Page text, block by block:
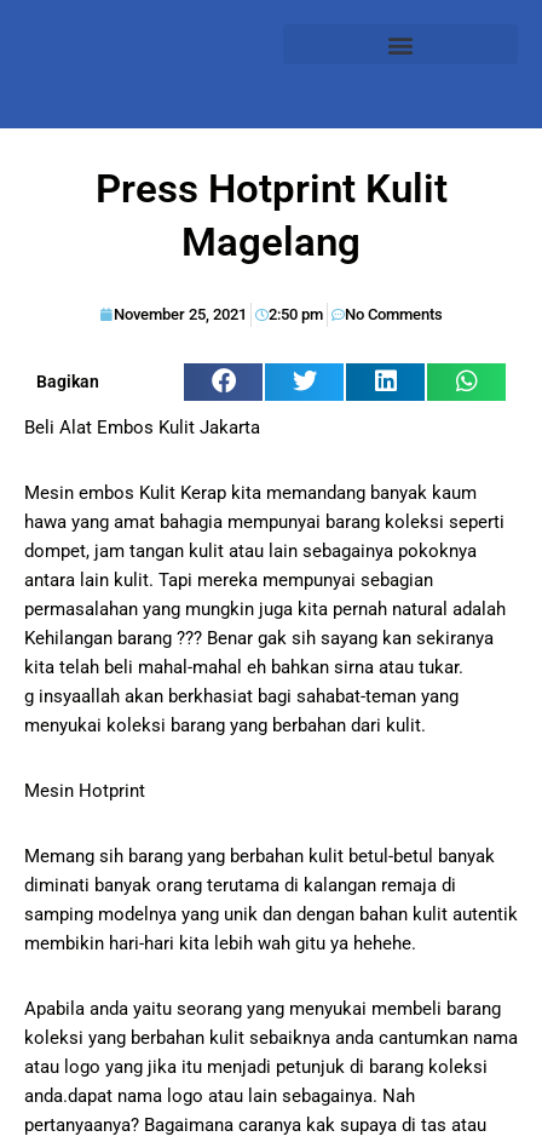
Press Hotprint Kulit
Magelang
November 25, 2021 2:50 pm No Comments
Bagikan
Beli Alat Embos Kulit Jakarta
Mesin embos Kulit Kerap kita memandang banyak kaum
hawa yang amat bahagia mempunyai barang koleksi seperti
dompet, jam tangan kulit atau lain sebagainya pokoknya
antara lain kulit. Tapi mereka mempunyai sebagian
permasalahan yang mungkin juga kita pernah natural adalah
Kehilangan barang ??? Benar gak sih sayang kan sekiranya
kita telah beli mahal-mahal eh bahkan sirna atau tukar.
g insyaallah akan berkhasiat bagi sahabat-teman yang
menyukai koleksi barang yang berbahan dari kulit.
Mesin Hotprint
Memang sih barang yang berbahan kulit betul-betul banyak
diminati banyak orang terutama di kalangan remaja di
samping modelnya yang unik dan dengan bahan kulit autentik
membikin hari-hari kita lebih wah gitu ya hehehe.
Apabila anda yaitu seorang yang menyukai membeli barang
koleksi yang berbahan kulit sebaiknya anda cantumkan nama
atau logo yang jika itu menjadi petunjuk di barang koleksi
anda.dapat nama logo atau lain sebagainya. Nah
pertanyaanya? Bagaimana caranya kak supaya di tas atau